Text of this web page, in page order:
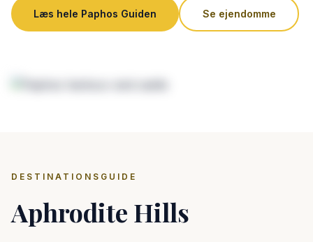
Læs hele Paphos Guiden Se ejendomme
DESTINATIONSGUIDE
Aphrodite Hills